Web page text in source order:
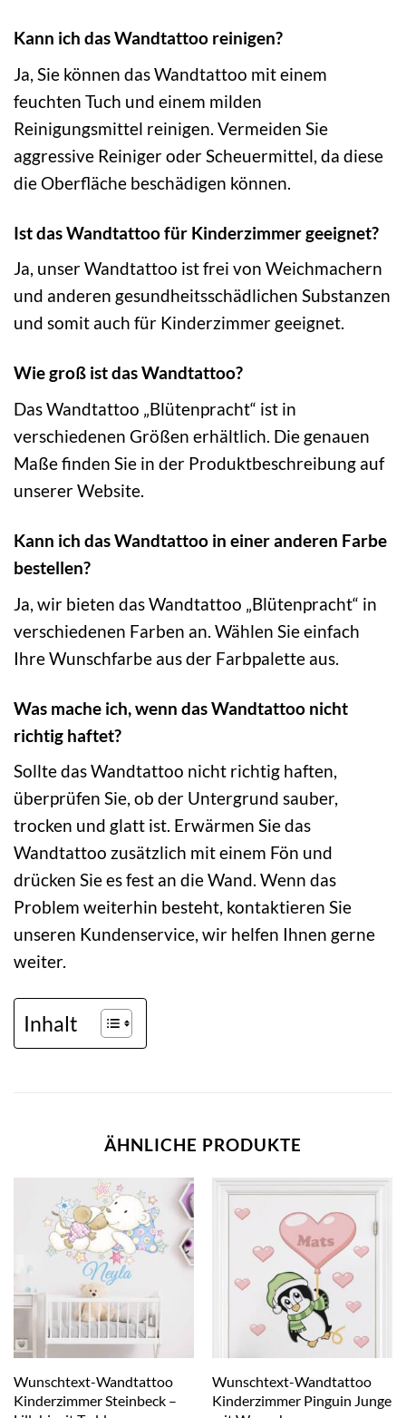
Kann ich das Wandtattoo reinigen?
Ja, Sie können das Wandtattoo mit einem
feuchten Tuch und einem milden
Reinigungsmittel reinigen. Vermeiden Sie
aggressive Reiniger oder Scheuermittel, da diese
die Oberfläche beschädigen können.
Ist das Wandtattoo für Kinderzimmer geeignet?
Ja, unser Wandtattoo ist frei von Weichmachern
und anderen gesundheitsschädlichen Substanzen
und somit auch für Kinderzimmer geeignet.
Wie groß ist das Wandtattoo?
Das Wandtattoo „Blütenpracht“ ist in
verschiedenen Größen erhältlich. Die genauen
Maße finden Sie in der Produktbeschreibung auf
unserer Website.
Kann ich das Wandtattoo in einer anderen Farbe
bestellen?
Ja, wir bieten das Wandtattoo „Blütenpracht“ in
verschiedenen Farben an. Wählen Sie einfach
Ihre Wunschfarbe aus der Farbpalette aus.
Was mache ich, wenn das Wandtattoo nicht
richtig haftet?
Sollte das Wandtattoo nicht richtig haften,
überprüfen Sie, ob der Untergrund sauber,
trocken und glatt ist. Erwärmen Sie das
Wandtattoo zusätzlich mit einem Fön und
drücken Sie es fest an die Wand. Wenn das
Problem weiterhin besteht, kontaktieren Sie
unseren Kundenservice, wir helfen Ihnen gerne
weiter.
Inhalt
ÄHNLICHE PRODUKTE
Wunschtext-Wandtattoo
Kinderzimmer Steinbeck –
Wunschtext-Wandtattoo
Kinderzimmer Pinguin Junge